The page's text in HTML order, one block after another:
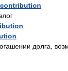
долга,